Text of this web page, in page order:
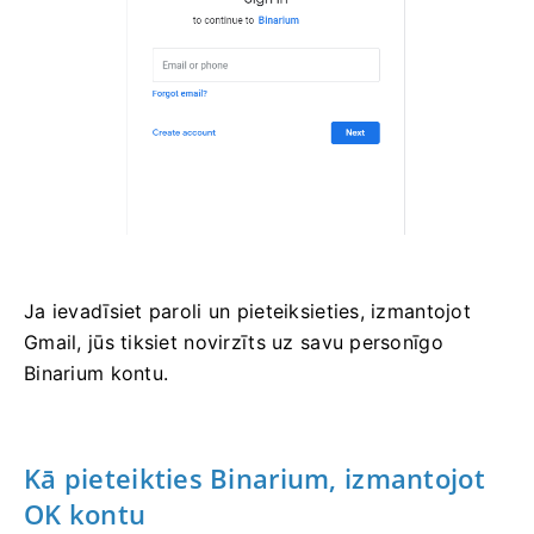
Ja ievadīsiet paroli un pieteiksieties, izmantojot
Gmail, jūs tiksiet novirzīts uz savu personīgo
Binarium kontu.
Kā pieteikties Binarium, izmantojot
OK kontu